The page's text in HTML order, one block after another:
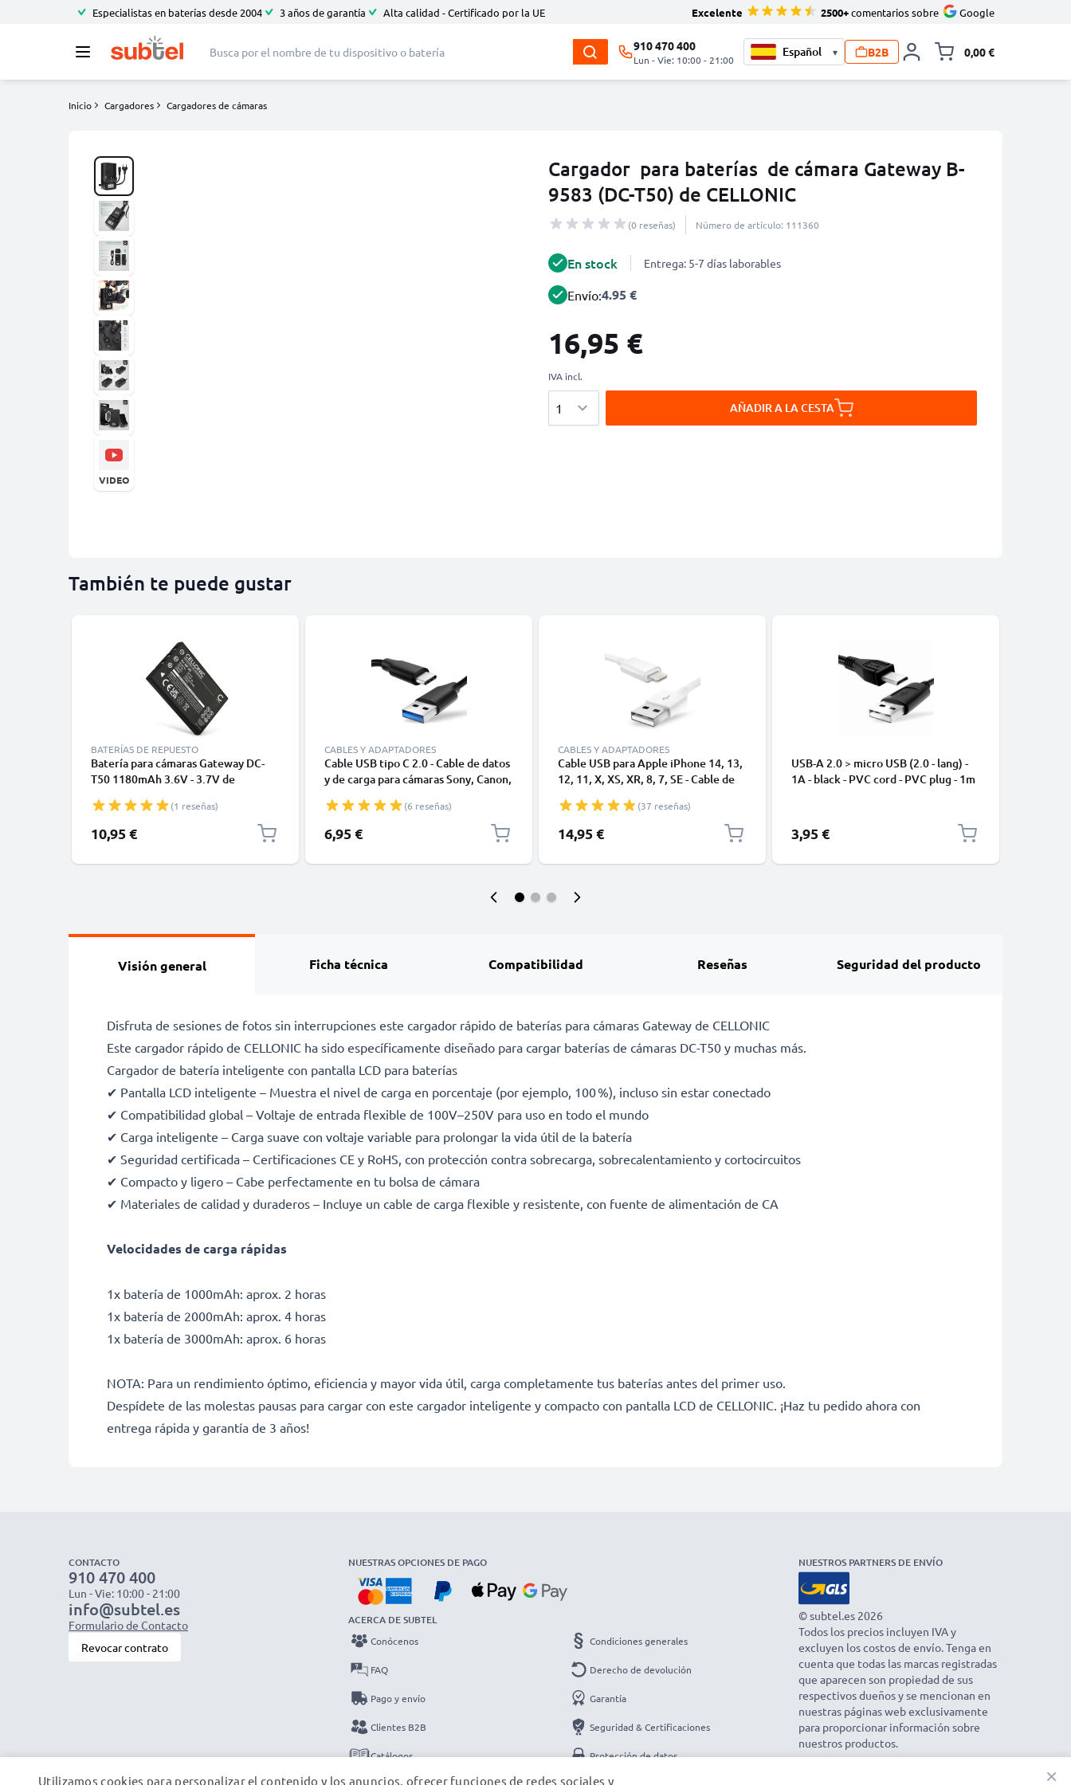
Especialistas en baterías desde 2004 3 años de garantía Alta calidad - Certificado por la UE Excelente 2500+comentarios sobre Google
910 470 400
Lun - Vie: 10:00 - 21:00
▾ B2B 0,00 €
Inicio Cargadores Cargadores de cámaras
Cargador para baterías de cámara Gateway B-
9583 (DC-T50) de CELLONIC
(0 reseñas) Número de artículo: 111360
VIDEO
En stock Entrega: 5-7 días laborables
Envío:4.95 €
16,95 €
IVA incl.
AÑADIR A LA CESTA
También te puede gustar
BATERÍAS DE REPUESTO
Batería para cámaras Gateway DC-
T50 1180mAh 3.6V - 3.7V de
(1 reseñas)
10,95 €
CABLES Y ADAPTADORES
Cable USB tipo C 2.0 - Cable de datos
y de carga para cámaras Sony, Canon,
Moto Z, Huawei, Xiaomi - 1,0m Cable
cargador USB tipo C
(6 reseñas)
6,95 €
CABLES Y ADAPTADORES
Cable USB para Apple iPhone 14, 13,
12, 11, X, XS, XR, 8, 7, SE - Cable de
1m
(37 reseñas)
14,95 €
USB-A 2.0 > micro USB (2.0 - lang) -
1A - black - PVC cord - PVC plug - 1m
3,95 €
Visión general Ficha técnica Compatibilidad Reseñas Seguridad del producto
Disfruta de sesiones de fotos sin interrupciones este cargador rápido de baterías para cámaras Gateway de CELLONIC
Este cargador rápido de CELLONIC ha sido específicamente diseñado para cargar baterías de cámaras DC-T50 y muchas más.
Cargador de batería inteligente con pantalla LCD para baterías
✔ Pantalla LCD inteligente – Muestra el nivel de carga en porcentaje (por ejemplo, 100 %), incluso sin estar conectado
✔ Compatibilidad global – Voltaje de entrada flexible de 100V–250V para uso en todo el mundo
✔ Carga inteligente – Carga suave con voltaje variable para prolongar la vida útil de la batería
✔ Seguridad certificada – Certificaciones CE y RoHS, con protección contra sobrecarga, sobrecalentamiento y cortocircuitos
✔ Compacto y ligero – Cabe perfectamente en tu bolsa de cámara
✔ Materiales de calidad y duraderos – Incluye un cable de carga flexible y resistente, con fuente de alimentación de CA
Velocidades de carga rápidas
1x batería de 1000mAh: aprox. 2 horas
1x batería de 2000mAh: aprox. 4 horas
1x batería de 3000mAh: aprox. 6 horas
NOTA: Para un rendimiento óptimo, eficiencia y mayor vida útil, carga completamente tus baterías antes del primer uso.
Despídete de las molestas pausas para cargar con este cargador inteligente y compacto con pantalla LCD de CELLONIC. ¡Haz tu pedido ahora con
entrega rápida y garantía de 3 años!
CONTACTO
910 470 400
Lun - Vie: 10:00 - 21:00
info@subtel.es
Formulario de Contacto
Revocar contrato
NUESTRAS OPCIONES DE PAGO
ACERCA DE SUBTEL
Conócenos
FAQ
Pago y envío
Clientes B2B
Catálogos
Condiciones generales
Derecho de devolución
Garantía
Seguridad & Certificaciones
Protección de datos
NUESTROS PARTNERS DE ENVÍO
© subtel.es 2026
Todos los precios incluyen IVA y
excluyen los costos de envío. Tenga en
cuenta que todas las marcas registradas
que aparecen son propiedad de sus
respectivos dueños y se mencionan en
nuestras páginas web exclusivamente
para proporcionar información sobre
nuestros productos.
×
Utilizamos cookies para personalizar el contenido y los anuncios, ofrecer funciones de redes sociales y